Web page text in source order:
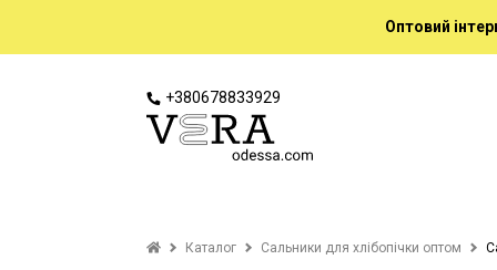
Оптовий
+380678833929
Каталог Сальники для хлібопічки оптом